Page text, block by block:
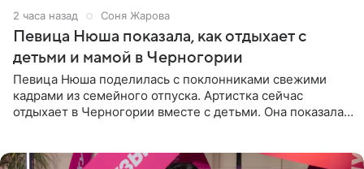
2 часа назад Соня Жарова
Певица Нюша показала, как отдыхает с
детьми и мамой в Черногории
Певица Нюша поделилась с поклонниками свежими
кадрами из семейного отпуска. Артистка сейчас
отдыхает в Черногории вместе с детьми. Она показала,